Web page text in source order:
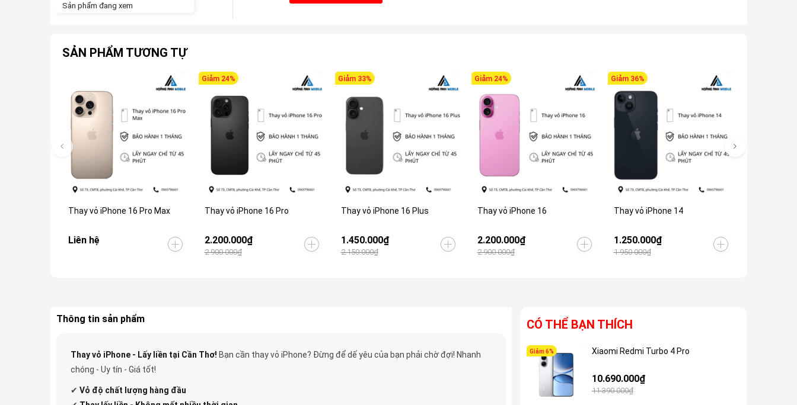
Sản phẩm đang xem
SẢN PHẨM TƯƠNG TỰ
Thay vỏ iPhone 16 Pro Max
Liên hệ
Giảm 24%
Thay vỏ iPhone 16 Pro
2.200.000₫
2.900.000₫
Giảm 33%
Thay vỏ iPhone 16 Plus
1.450.000₫
2.150.000₫
Giảm 24%
Thay vỏ iPhone 16
2.200.000₫
2.900.000₫
Giảm 36%
Thay vỏ iPhone 14
1.250.000₫
1.950.000₫
Thông tin sản phẩm
Thay vỏ iPhone - Lấy liền tại Cần Thơ! Bạn cần thay vỏ iPhone? Đừng để dế yêu của bạn phải chờ đợi! Nhanh
chóng - Uy tín - Giá tốt!
✔ Vỏ độ chất lượng hàng đầu
CÓ THỂ BẠN THÍCH
Giảm 6% Xiaomi Redmi Turbo 4 Pro
10.690.000₫
11.390.000₫